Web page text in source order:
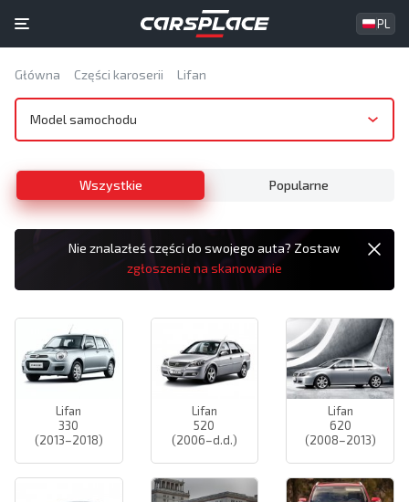
PL
Główna Części karoserii Lifan
Model samochodu
Wszystkie Popularne
Nie znalazłeś części do swojego auta? Zostaw
zgłoszenie na skanowanie
Lifan
330
(2013–2018)
Lifan
520
(2006–d.d.)
Lifan
620
(2008–2013)